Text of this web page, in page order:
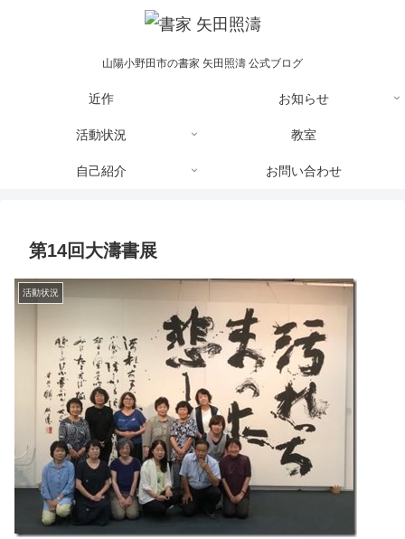
山陽小野田市の書家 矢田照濤 公式ブログ
近作 お知らせ
活動状況 教室
自己紹介 お問い合わせ
第14回大濤書展
活動状況